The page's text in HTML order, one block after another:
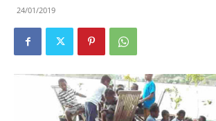
24/01/2019